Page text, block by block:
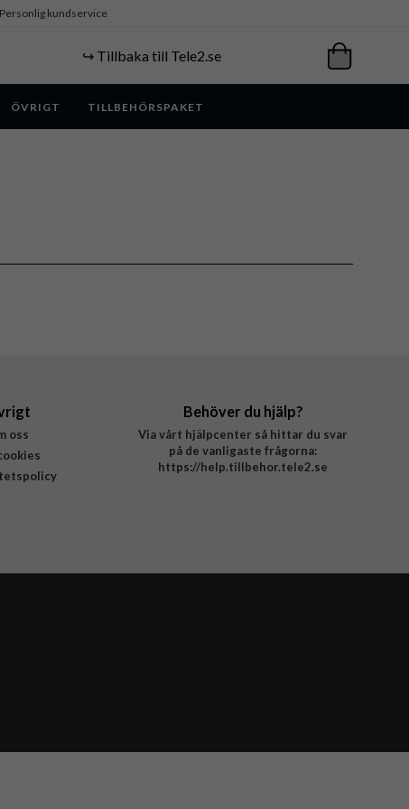
Personlig kundservice
↪️ Tillbaka till Tele2.se
ÖVRIGT TILLBEHÖRSPAKET
oss
Behöver du hjälp?
Via vårt hjälpcenter så hittar du svar
på de vanligaste frågorna:
https://help.tillbehor.tele2.se